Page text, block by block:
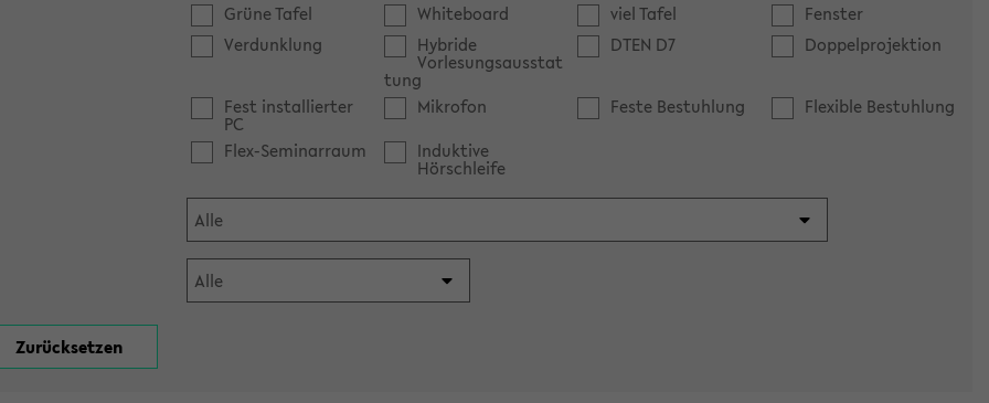
Grüne Tafel Whiteboard viel Tafel
Fenster
Verdunklung
Hybride
Vorlesungsausstat
tung
DTEN D7 Doppelprojektion
Fest installierter
PC
Mikrofon Feste Bestuhlung
Flexible Bestuhlung
Flex-Seminarraum
Induktive
Hörschleife